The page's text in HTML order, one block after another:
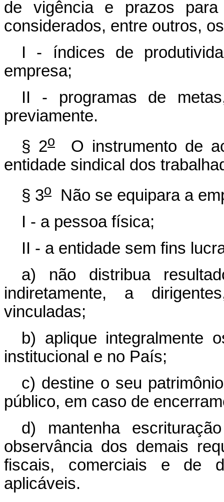
de vigência e prazos
considerados, entre outros,
I - índices de
empresa;
II - programas de
previamente.
§ 2o
O instrumento de
entidade sindical dos
§ 3o
Não se equipara a
I - a pessoa física;
II - a entidade sem fins
a) não distribua
indiretamente, a
vinculadas;
b) aplique integralmente
institucional e no País;
c) destine o seu
público, em caso de
d) mantenha
observância dos demais
fiscais, comerciais e de
aplicáveis.